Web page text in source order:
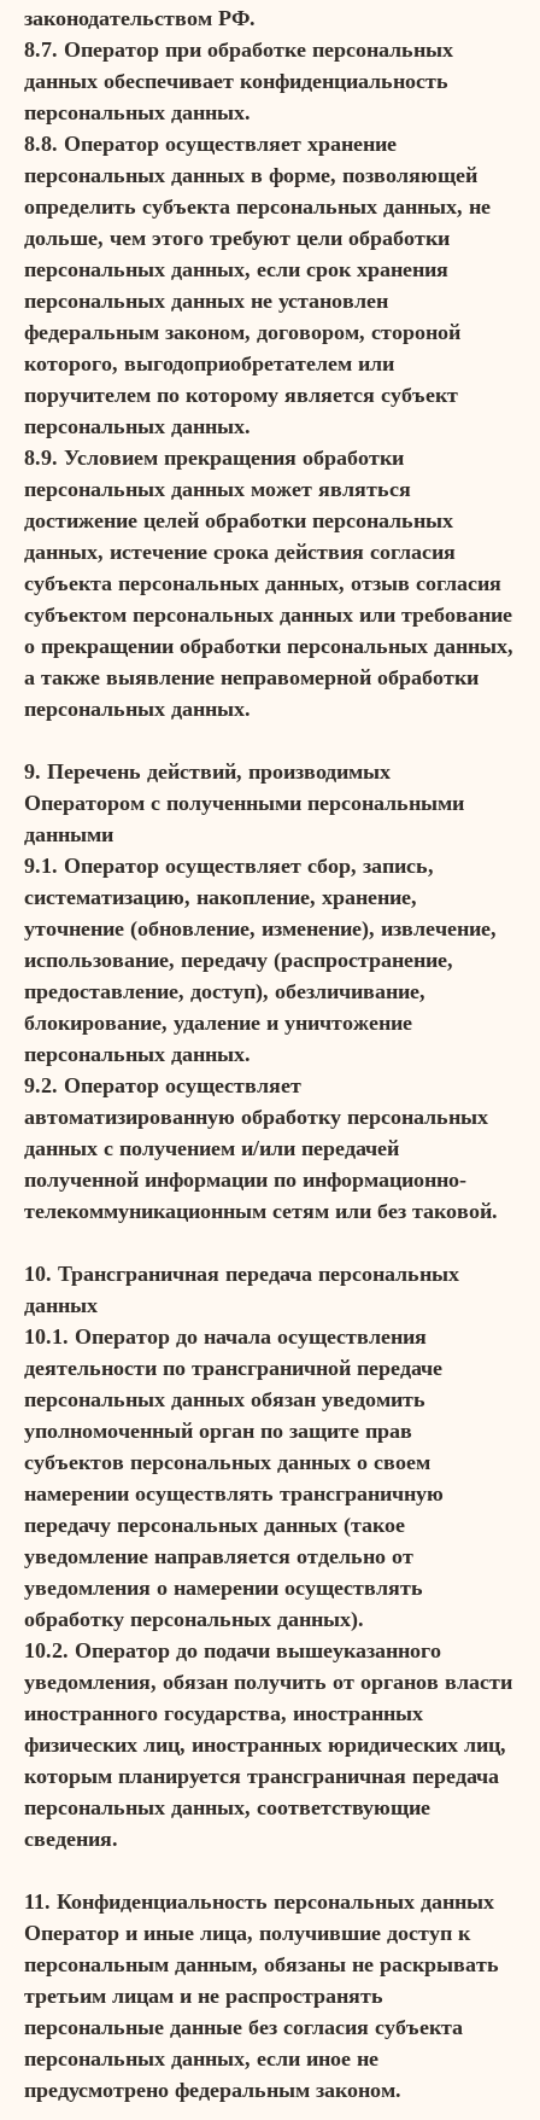
законодательством РФ.
8.7. Оператор при обработке персональных
данных обеспечивает конфиденциальность
персональных данных.
8.8. Оператор осуществляет хранение
персональных данных в форме, позволяющей
определить субъекта персональных данных, не
дольше, чем этого требуют цели обработки
персональных данных, если срок хранения
персональных данных не установлен
федеральным законом, договором, стороной
которого, выгодоприобретателем или
поручителем по которому является субъект
персональных данных.
8.9. Условием прекращения обработки
персональных данных может являться
достижение целей обработки персональных
данных, истечение срока действия согласия
субъекта персональных данных, отзыв согласия
субъектом персональных данных или требование
о прекращении обработки персональных данных,
а также выявление неправомерной обработки
персональных данных.
9. Перечень действий, производимых
Оператором с полученными персональными
данными
9.1. Оператор осуществляет сбор, запись,
систематизацию, накопление, хранение,
уточнение (обновление, изменение), извлечение,
использование, передачу (распространение,
предоставление, доступ), обезличивание,
блокирование, удаление и уничтожение
персональных данных.
9.2. Оператор осуществляет
автоматизированную обработку персональных
данных с получением и/или передачей
полученной информации по информационно-
телекоммуникационным сетям или без таковой.
10. Трансграничная передача персональных
данных
10.1. Оператор до начала осуществления
деятельности по трансграничной передаче
персональных данных обязан уведомить
уполномоченный орган по защите прав
субъектов персональных данных о своем
намерении осуществлять трансграничную
передачу персональных данных (такое
уведомление направляется отдельно от
уведомления о намерении осуществлять
обработку персональных данных).
10.2. Оператор до подачи вышеуказанного
уведомления, обязан получить от органов власти
иностранного государства, иностранных
физических лиц, иностранных юридических лиц,
которым планируется трансграничная передача
персональных данных, соответствующие
сведения.
11. Конфиденциальность персональных данных
Оператор и иные лица, получившие доступ к
персональным данным, обязаны не раскрывать
третьим лицам и не распространять
персональные данные без согласия субъекта
персональных данных, если иное не
предусмотрено федеральным законом.